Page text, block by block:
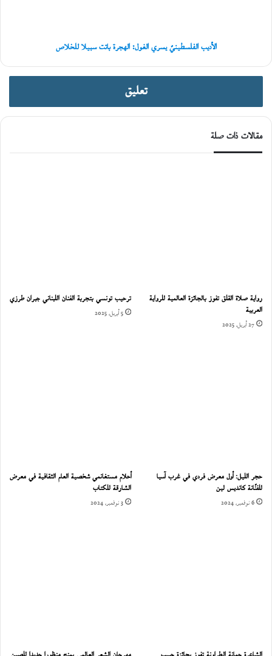
الأديب الفلسطينيّ يسري الغول: الهجرة باتت سبيلا للخلاص
تعليق
مقالات ذات صلة
رواية صلاة القلق تفوز بالجائزة العالمية للرواية
العربية
27 أبريل، 2025
ترحيب تونسي بتجربة الفنان اللبناني جبران طرزي
5 أبريل، 2025
حجر الليل: أول معرض فردي في غرب آسيا
للفنّانة كانديس لين
6 نوفمبر، 2024
أحلام مستغانمي شخصية العام الثقافية في معرض
الشارقة للكتاب
3 نوفمبر، 2024